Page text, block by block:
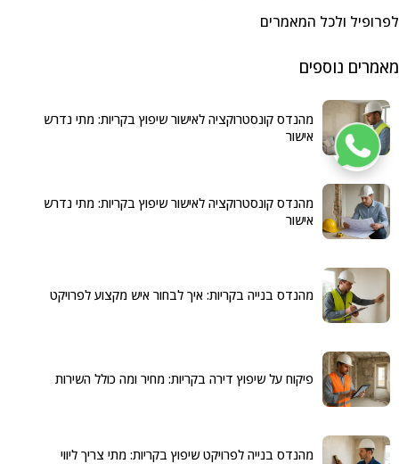
לפרופיל ולכל המאמרים
מאמרים נוספים
מהנדס קונסטרוקציה לאישור שיפוץ בקריות: מתי נדרש
אישור
מהנדס קונסטרוקציה לאישור שיפוץ בקריות: מתי נדרש
אישור
מהנדס בנייה בקריות: איך לבחור איש מקצוע לפרויקט
פיקוח על שיפוץ דירה בקריות: מחיר ומה כולל השירות
מהנדס בנייה לפרויקט שיפוץ בקריות: מתי צריך ליווי